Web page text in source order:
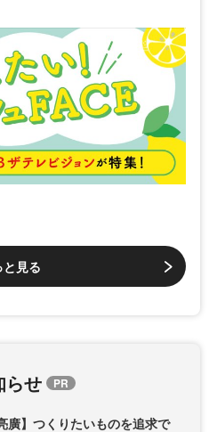
と見る
らせ
廣】つくりたいものを追求で